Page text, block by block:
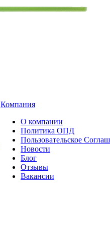
Компания
О компании
Политика ОПД
Пользовательское
Новости
Блог
Отзывы
Вакансии